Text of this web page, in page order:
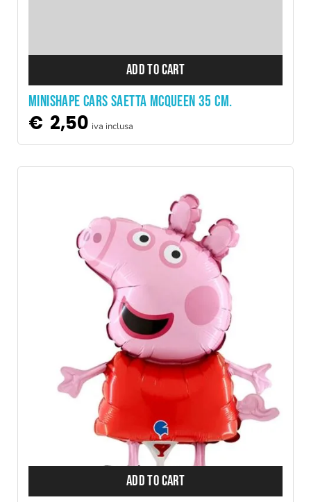
ADD TO CART
MINISHAPE CARS Saetta McQueen 35 cm.
€ 2,50 iva inclusa
ADD TO CART